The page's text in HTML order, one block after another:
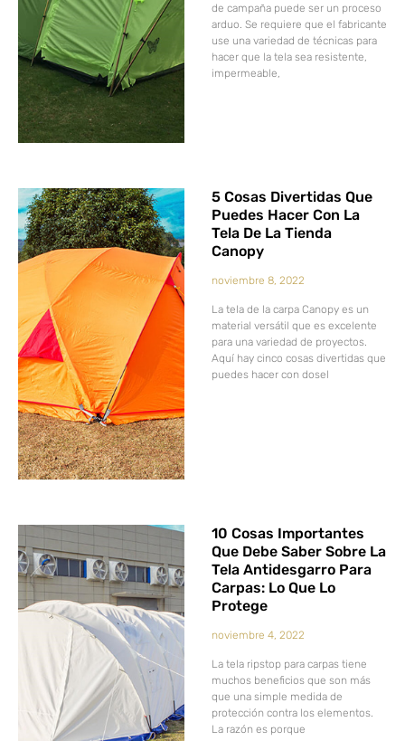
de campaña puede ser un proceso
arduo. Se requiere que el fabricante
use una variedad de técnicas para
hacer que la tela sea resistente,
impermeable,
5 Cosas Divertidas Que
Puedes Hacer Con La
Tela De La Tienda
Canopy
noviembre 8, 2022
La tela de la carpa Canopy es un
material versátil que es excelente
para una variedad de proyectos.
Aquí hay cinco cosas divertidas que
puedes hacer con dosel
10 Cosas Importantes
Que Debe Saber Sobre La
Tela Antidesgarro Para
Carpas: Lo Que Lo
Protege
noviembre 4, 2022
La tela ripstop para carpas tiene
muchos beneficios que son más
que una simple medida de
protección contra los elementos.
La razón es porque